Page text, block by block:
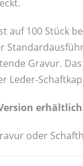
auf 100 Stück
Gravur.
Leder-
erhältlich
oder